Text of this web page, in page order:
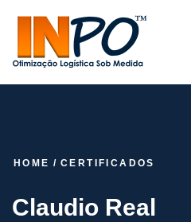
HOME / CERTIFICADOS
Claudio Real